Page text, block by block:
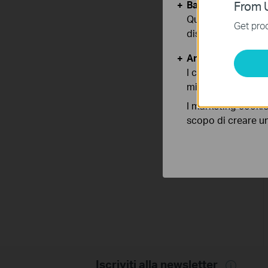
Iscriviti alla newsletter
From
Get
Basic Cookies
Questi cookies
disattivati nel tuo
Analytics e
I cookies analitici
migliorarne le
I marketing
scopo di creare